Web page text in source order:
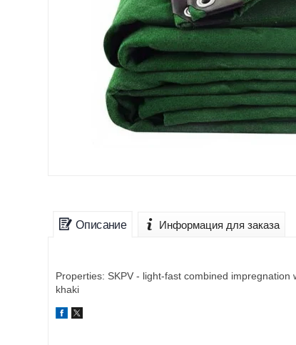
Описание Информация для заказа
Properties: SKPV - light-fast combined
khaki